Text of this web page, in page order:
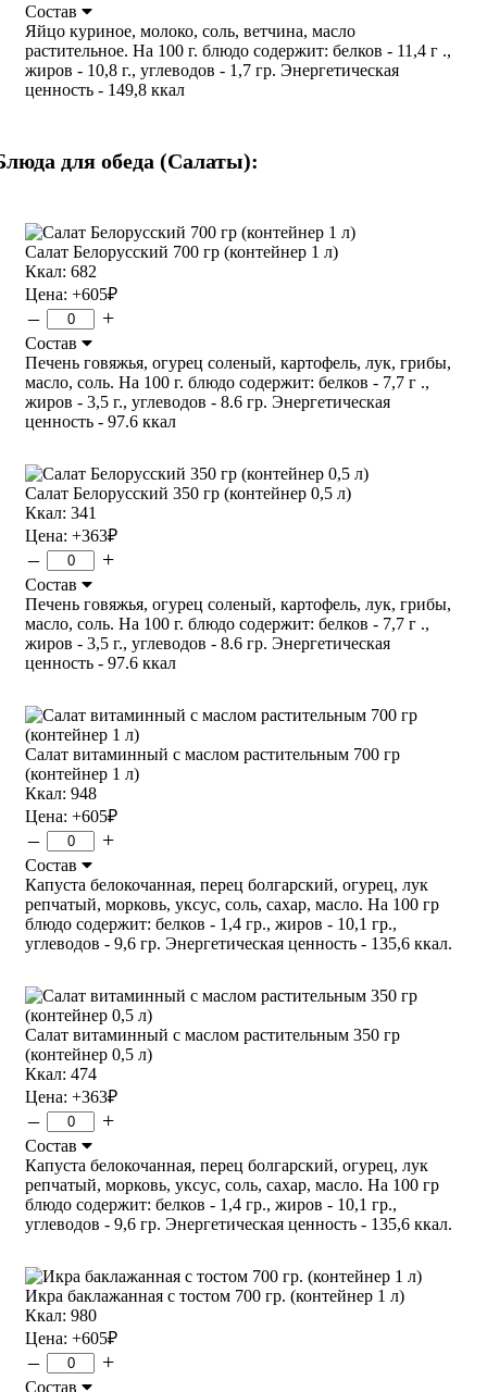
Состав
Яйцо куриное, молоко, соль, ветчина, масло
растительное. На 100 г. блюдо содержит: белков - 11,4 г .,
жиров - 10,8 г., углеводов - 1,7 гр. Энергетическая
ценность - 149,8 ккал
для обеда (Салаты):
Салат Белорусский 700 гр (контейнер 1 л)
Ккал: 682
Цена: +605₽
– +
Состав
Печень говяжья, огурец соленый, картофель, лук, грибы,
масло, соль. На 100 г. блюдо содержит: белков - 7,7 г .,
жиров - 3,5 г., углеводов - 8.6 гр. Энергетическая
ценность - 97.6 ккал
Салат Белорусский 350 гр (контейнер 0,5 л)
Ккал: 341
Цена: +363₽
– +
Состав
Печень говяжья, огурец соленый, картофель, лук, грибы,
масло, соль. На 100 г. блюдо содержит: белков - 7,7 г .,
жиров - 3,5 г., углеводов - 8.6 гр. Энергетическая
ценность - 97.6 ккал
Салат витаминный с маслом растительным 700 гр
(контейнер 1 л)
Ккал: 948
Цена: +605₽
– +
Состав
Капуста белокочанная, перец болгарский, огурец, лук
репчатый, морковь, уксус, соль, сахар, масло. На 100 гр
блюдо содержит: белков - 1,4 гр., жиров - 10,1 гр.,
углеводов - 9,6 гр. Энергетическая ценность - 135,6 ккал.
Салат витаминный с маслом растительным 350 гр
(контейнер 0,5 л)
Ккал: 474
Цена: +363₽
– +
Состав
Капуста белокочанная, перец болгарский, огурец, лук
репчатый, морковь, уксус, соль, сахар, масло. На 100 гр
блюдо содержит: белков - 1,4 гр., жиров - 10,1 гр.,
углеводов - 9,6 гр. Энергетическая ценность - 135,6 ккал.
Икра баклажанная с тостом 700 гр. (контейнер 1 л)
Ккал: 980
Цена: +605₽
– +
Состав